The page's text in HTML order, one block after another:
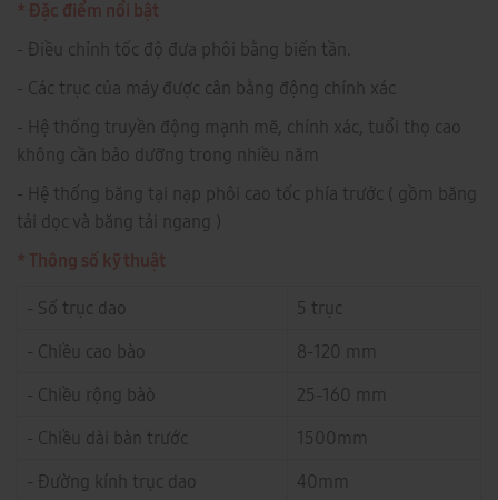
* Đặc điểm nổi bật
- Điều chỉnh tốc độ đưa phôi bằng biến tần.
- Các trục của máy được cân bằng động chính xác
- Hệ thống truyền động mạnh mẽ, chính xác, tuổi thọ cao
không cần bảo dưỡng trong nhiều năm
- Hệ thống băng tại nạp phôi cao tốc phía trước ( gồm băng
tải dọc và băng tải ngang )
* Thông số kỹ thuật
- Số trục dao
5 trục
- Chiều cao bào
8-120 mm
- Chiều rộng bàò
25-160 mm
- Chiều dài bàn trước
1500mm
- Đường kính trục dao
40mm